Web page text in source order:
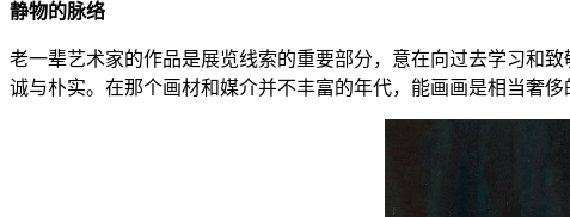
静物的脉络
老一辈艺术家的作品是展览线索的重要部分，意在向过去学习和
诚与朴实。在那个画材和媒介并不丰富的年代，能画画是相当奢